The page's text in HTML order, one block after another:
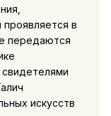
проявляется в
передаются
искусств